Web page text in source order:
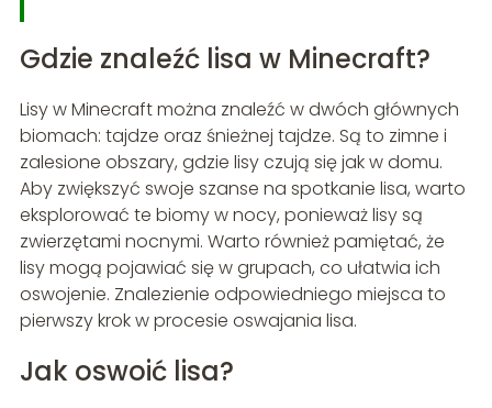
Gdzie znaleźć lisa w Minecraft?
Lisy w Minecraft można znaleźć w dwóch głównych
biomach: tajdze oraz śnieżnej tajdze. Są to zimne i
zalesione obszary, gdzie lisy czują się jak w domu.
Aby zwiększyć swoje szanse na spotkanie lisa, warto
eksplorować te biomy w nocy, ponieważ lisy są
zwierzętami nocnymi. Warto również pamiętać, że
lisy mogą pojawiać się w grupach, co ułatwia ich
oswojenie. Znalezienie odpowiedniego miejsca to
pierwszy krok w procesie oswajania lisa.
Jak oswoić lisa?